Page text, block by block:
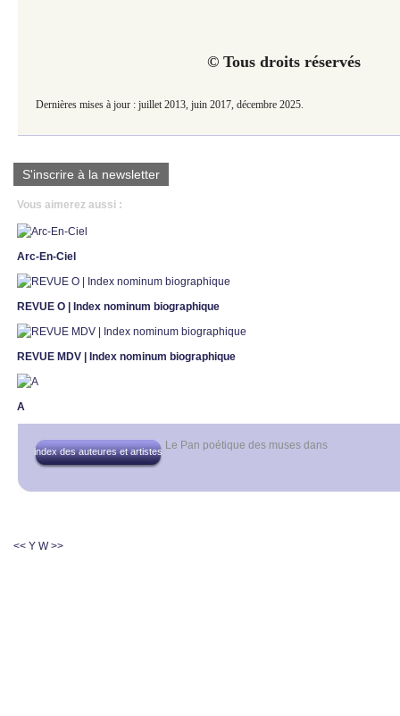
© Tous droits réservés
Dernières mises à jour : juillet 2013, juin 2017, décembre 2025.
S'inscrire à la newsletter
Vous aimerez aussi :
Arc-En-Ciel
REVUE O | Index nominum biographique
REVUE MDV | Index nominum biographique
A
Le Pan poétique des muses dans
index des auteures et artistes
<< Y W >>